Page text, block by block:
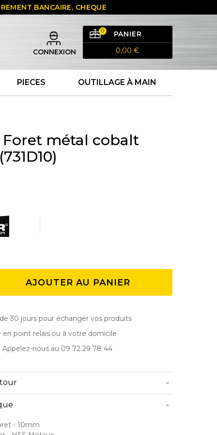
BANCAIRE, CHEQUE
CONNEXION
PANIER
0
0,00 €
PIECES OUTILLAGE À MAIN
métal cobalt
AJOUTER AU PANIER
30 jours pour échanger vos produits
en point relais ou à votre domicile
Appelez-nous au 09 72 29 78 44
- 10mm